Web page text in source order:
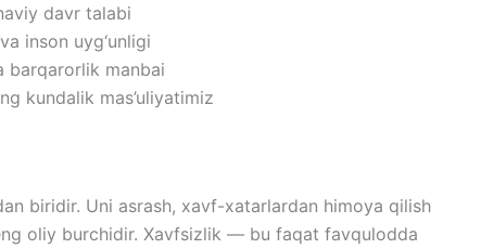
davr talabi
inson uyg‘unligi
barqarorlik manbai
kundalik mas’uliyatimiz
biridir. Uni asrash, xavf-xatarlardan himoya qilish
oliy burchidir. Xavfsizlik — bu faqat favqulodda